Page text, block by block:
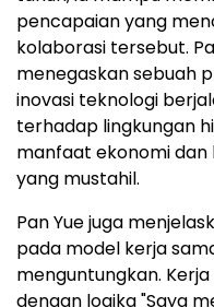
pencapaian yang
kolaborasi tersebut.
menegaskan sebuah
inovasi teknologi
terhadap lingkungan
manfaat ekonomi
yang mustahil.
Pan Yue juga
pada model kerja
menguntungkan.
dengan logika "Saya